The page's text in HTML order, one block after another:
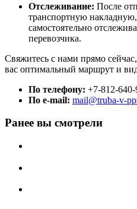
Отслеживание: После
транспортную
самостоятельно
перевозчика.
Свяжитесь с нами прямо
вас оптимальный маршрут и
По телефону: +7-812-
По e-mail: mail@truba-v-
Ранее вы смотрели